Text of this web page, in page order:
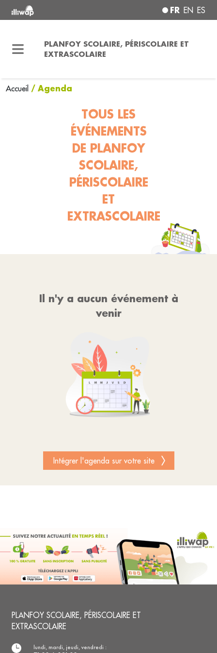
FR EN ES
PLANFOY SCOLAIRE, PÉRISCOLAIRE ET
EXTRASCOLAIRE
Accueil / Agenda
TOUS LES
ÉVÉNEMENTS
DE PLANFOY
SCOLAIRE,
PÉRISCOLAIRE
ET
EXTRASCOLAIRE
Il n'y a aucun événement à
venir
Intégrer l'agenda sur votre site
PLANFOY SCOLAIRE, PÉRISCOLAIRE ET
EXTRASCOLAIRE
lundi, mardi, jeudi, vendredi :